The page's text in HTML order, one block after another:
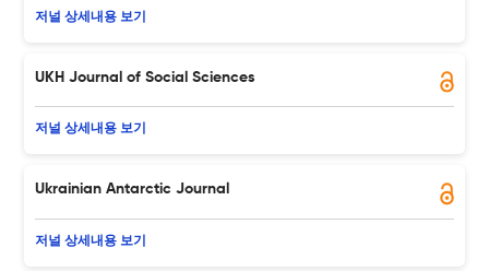
저널 상세내용 보기
UKH Journal of Social Sciences
저널 상세내용 보기
Ukrainian Antarctic Journal
저널 상세내용 보기